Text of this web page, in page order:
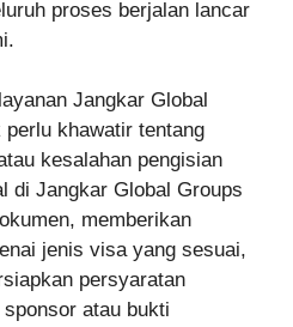
proses berjalan lancar
Jangkar Global
khawatir tentang
kesalahan pengisian
di Jangkar Global Groups
memberikan
jenis visa yang sesuai,
persyaratan
atau bukti